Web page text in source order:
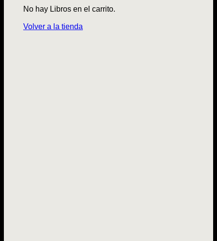
No hay Libros en el carrito.
Volver a la tienda